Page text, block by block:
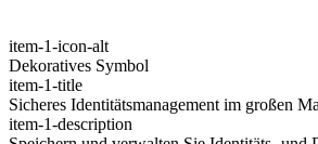
item-1-icon-alt
Dekoratives Symbol
item-1-title
Sicheres Identitätsmanagement im großen
item-1-description